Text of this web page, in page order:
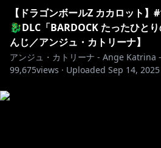
にじさんじbooth：https://
にじさんじオフィシャルストア：
https://shop.nijisanji.jp/
にじさんじ公式HP：https://
お問い合わせ：
https://
【ドラゴンボールZ カカロット
🐉DLC「BARDOCK たったひと
んじ／アンジュ・カトリーナ】
アンジュ・カトリーナ - Ange Katrina -
99,675views · Uploaded Sep 14, 2025